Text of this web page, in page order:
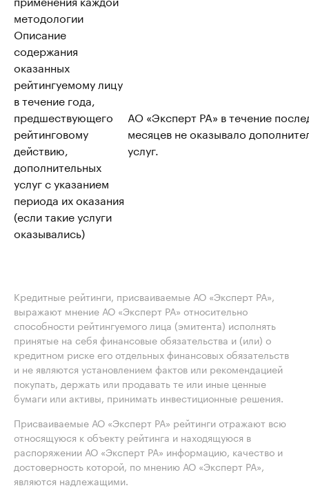
методологии
Описание
содержания
оказанных
рейтингуемому лицу
в течение года,
предшествующего
рейтинговому
действию,
дополнительных
услуг с указанием
периода их оказания
(если такие услуги
оказывались)
АО «Эксперт РА» в течение
месяцев не оказывало
услуг.
Кредитные рейтинги, присваиваемые АО «Эксперт РА»,
выражают мнение АО «Эксперт РА» относительно
способности рейтингуемого лица (эмитента) исполнять
принятые на себя финансовые обязательства и (или) о
кредитном риске его отдельных финансовых обязательств
и не являются установлением фактов или рекомендацией
покупать, держать или продавать те или иные ценные
бумаги или активы, принимать инвестиционные решения.
Присваиваемые АО «Эксперт РА» рейтинги отражают всю
относящуюся к объекту рейтинга и находящуюся в
распоряжении АО «Эксперт РА» информацию, качество и
достоверность которой, по мнению АО «Эксперт РА»,
являются надлежащими.